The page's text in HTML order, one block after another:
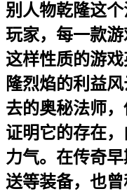
别人物乾隆这
玩家，每一款
这样性质的游
隆烈焰的利益
去的奥秘法师
证明它的存在
力气。在传奇
送等装备，也曾